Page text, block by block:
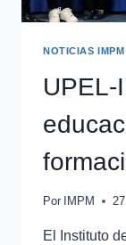
NOTICIAS IMPM
UPEL-
Por IMPM
El Instituto